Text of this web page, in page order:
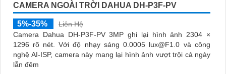
CAMERA NGOÀI TRỜI DAHUA DH-P3F-PV
5%-35%
Liên Hệ
Camera Dahua DH-P3F-PV 3MP ghi lại hình ảnh 2304 ×
1296 rõ nét. Với độ nhạy sáng 0.0005 lux@F1.0 và công
nghệ AI-ISP, camera này mang lại hình ảnh vượt trội cả ngày
lẫn đêm